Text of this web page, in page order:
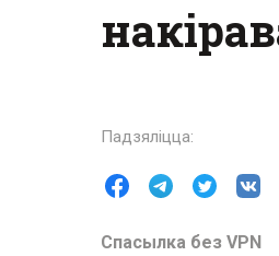
Спасылка без VPN